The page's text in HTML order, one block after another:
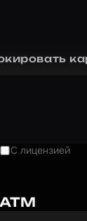
С лицензией